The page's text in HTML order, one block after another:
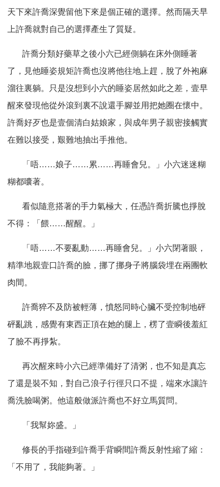
天下來許喬深覺留他下來是個正確的選擇。然而隔天早
上許喬就對自己的選擇產生了質疑。
許喬分類好藥草之後小六已經側躺在床外側睡著
了，見他睡姿規矩許喬也沒將他往地上趕，脫了外袍麻
溜往裏躺。只是沒想到小六的睡姿居然如此之差，壹早
醒來發現他從外滾到裏不說還手腳並用把她圈在懷中。
許喬好歹也是壹個清白姑娘家，與成年男子親密接觸實
在難以接受，艱難地抽出手推他。
「唔……娘子……累……再睡會兒。」小六迷迷糊
糊都囔著。
看似隨意搭著的手力氣極大，任憑許喬折騰也掙脫
不得：「餵……醒醒。」
「唔……不要亂動……再睡會兒。」小六閉著眼，
精準地親壹口許喬的臉，挪了挪身子將腦袋埋在兩團軟
肉間。
許喬猝不及防被輕薄，憤怒同時心臟不受控制地砰
砰亂跳，感覺有東西正頂在她的腿上，楞了壹瞬後羞紅
了臉不再掙紮。
再次醒來時小六已經準備好了清粥，也不知是真忘
了還是裝不知，對自己浪子行徑只口不提，端來水讓許
喬洗臉喝粥。他這般做派許喬也不好立馬質問。
「我幫妳盛。」
修長的手指碰到許喬手背瞬間許喬反射性縮了縮：
「不用了，我能夠著。」